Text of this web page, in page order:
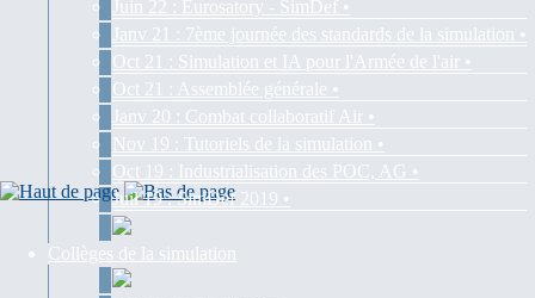
Juin 22 : Eurosatory - SimDef •
Janv 21 : 7ème journée des standards de la simulation •
Oct 21 : Simulation et IA pour l'Armée de l'air •
Oct 21 : Assemblée générale •
Janv 20 : Combat collaboratif Air •
Nov 19 : Tutoriels de la simulation •
Oct 19 : Industrialisation des POC, AG •
Juil 19 : SimDef 2019 •
Collèges de la simulation